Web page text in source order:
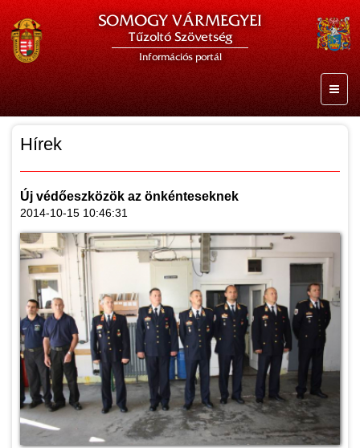
SOMOGY VÁRMEGYEI
Tűzoltó Szövetség
Információs portál
Hírek
Új védőeszközök az önkénteseknek
2014-10-15 10:46:31